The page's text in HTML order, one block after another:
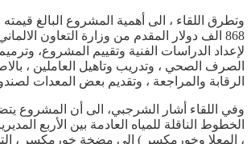
868 الف دولار المقدم من وزارة التعاون
لإعداد الدراسات الفنية وتقييم المشروع،
الصرف الصحي ، وتدريب وتاهيل العاملين ،
الرقابة والمراجعة ، وتقديم بعض المعدات
وفي اللقاء أشار الشرجبي، الى أن المشروع
الخطوط الناقلة للمياه العادمة بين الأربع
، المعلا وخورمكسر ) الى مضخة خورمكسر ،